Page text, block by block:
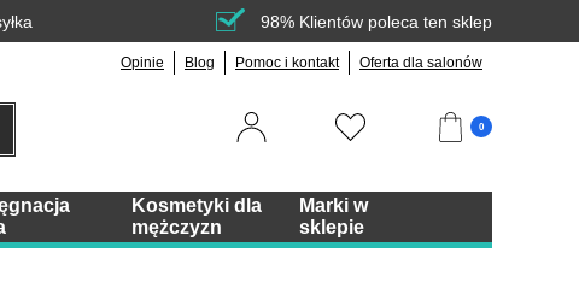
98% Klientów poleca ten sklep
Opinie Blog Pomoc i kontakt Oferta dla salonów
0
Kosmetyki dla
mężczyzn
Marki w
sklepie